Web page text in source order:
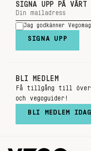
SIGNA UPP PÅ VÅRT
Jag godkänner
SIGNA UPP
BLI MEDLEM
Få tillgång till
och vegoguider!
BLI MEDLEM IDAG